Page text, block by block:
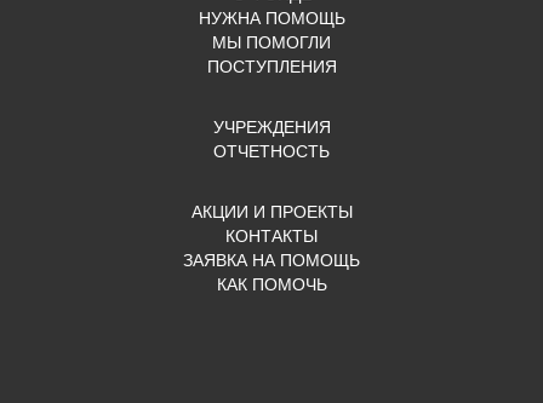
НУЖНА ПОМОЩЬ
МЫ ПОМОГЛИ
ПОСТУПЛЕНИЯ
УЧРЕЖДЕНИЯ
ОТЧЕТНОСТЬ
АКЦИИ И ПРОЕКТЫ
КОНТАКТЫ
ЗАЯВКА НА ПОМОЩЬ
КАК ПОМОЧЬ